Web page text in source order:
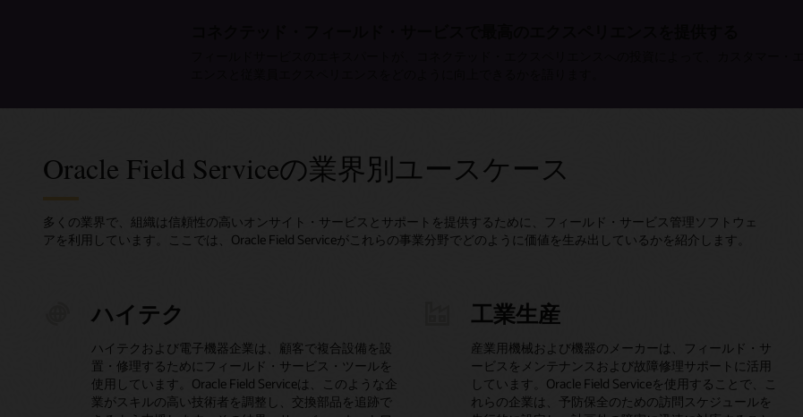
Oracle Field Serviceの業界別ユースケース
多くの業界で、組織は信頼性の高いオンサイト・サービスとサポートを提供するために、フィールド・サービス管理ソフトウェ
アを利用しています。ここでは、Oracle Field Serviceがこれらの事業分野でどのように価値を生み出しているかを紹介します。
ハイテク
ハイテクおよび電子機器企業は、顧客で複合設備を設
置・修理するためにフィールド・サービス・ツールを
使用しています。Oracle Field Serviceは、このような企
業がスキルの高い技術者を調整し、交換部品を追跡で
工業生産
産業用機械および機器のメーカーは、フィールド・サ
ービスをメンテナンスおよび故障修理サポートに活用
しています。Oracle Field Serviceを使用することで、こ
れらの企業は、予防保全のための訪問スケジュールを